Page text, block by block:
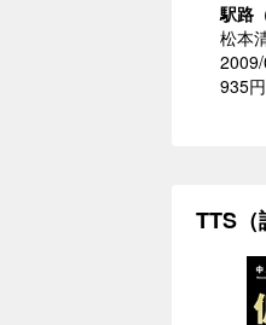
駅路
松本
935円
TTS（